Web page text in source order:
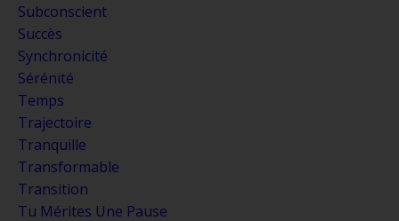
Subconscient
Succès
Synchronicité
Sérénité
Temps
Trajectoire
Tranquille
Transformable
Transition
Tu Mérites Une Pause